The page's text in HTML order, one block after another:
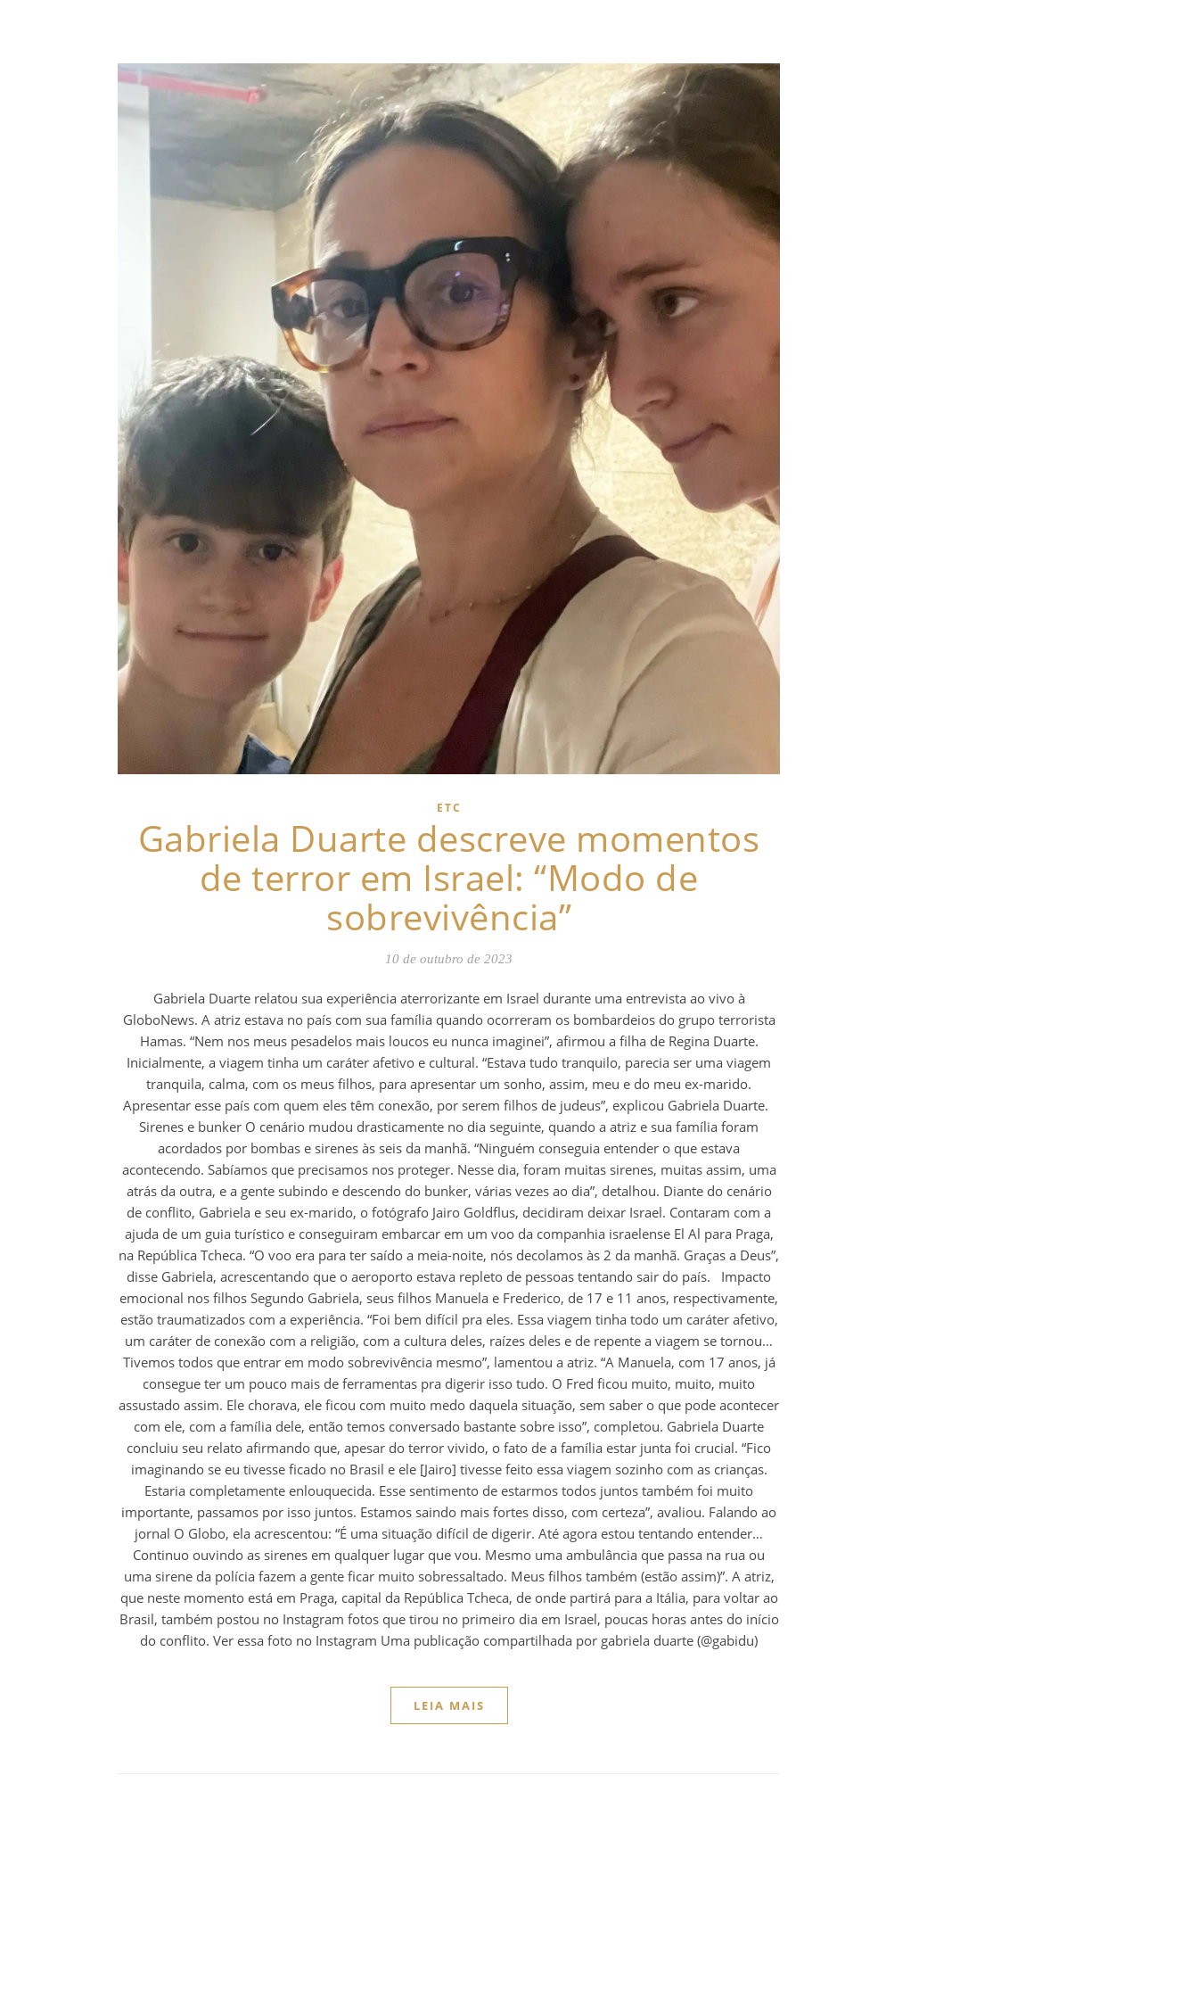
ETC
Gabriela Duarte descreve momentos
de terror em Israel: “Modo de
sobrevivência”
10 de outubro de 2023
Gabriela Duarte relatou sua experiência aterrorizante em Israel durante uma entrevista ao vivo à
GloboNews. A atriz estava no país com sua família quando ocorreram os bombardeios do grupo terrorista
Hamas. “Nem nos meus pesadelos mais loucos eu nunca imaginei”, afirmou a filha de Regina Duarte.
Inicialmente, a viagem tinha um caráter afetivo e cultural. “Estava tudo tranquilo, parecia ser uma viagem
tranquila, calma, com os meus filhos, para apresentar um sonho, assim, meu e do meu ex-marido.
Apresentar esse país com quem eles têm conexão, por serem filhos de judeus”, explicou Gabriela Duarte.
Sirenes e bunker O cenário mudou drasticamente no dia seguinte, quando a atriz e sua família foram
acordados por bombas e sirenes às seis da manhã. “Ninguém conseguia entender o que estava
acontecendo. Sabíamos que precisamos nos proteger. Nesse dia, foram muitas sirenes, muitas assim, uma
atrás da outra, e a gente subindo e descendo do bunker, várias vezes ao dia”, detalhou. Diante do cenário
de conflito, Gabriela e seu ex-marido, o fotógrafo Jairo Goldflus, decidiram deixar Israel. Contaram com a
ajuda de um guia turístico e conseguiram embarcar em um voo da companhia israelense El Al para Praga,
na República Tcheca. “O voo era para ter saído a meia-noite, nós decolamos às 2 da manhã. Graças a Deus”,
disse Gabriela, acrescentando que o aeroporto estava repleto de pessoas tentando sair do país. Impacto
emocional nos filhos Segundo Gabriela, seus filhos Manuela e Frederico, de 17 e 11 anos, respectivamente,
estão traumatizados com a experiência. “Foi bem difícil pra eles. Essa viagem tinha todo um caráter afetivo,
um caráter de conexão com a religião, com a cultura deles, raízes deles e de repente a viagem se tornou…
Tivemos todos que entrar em modo sobrevivência mesmo”, lamentou a atriz. “A Manuela, com 17 anos, já
consegue ter um pouco mais de ferramentas pra digerir isso tudo. O Fred ficou muito, muito, muito
assustado assim. Ele chorava, ele ficou com muito medo daquela situação, sem saber o que pode acontecer
com ele, com a família dele, então temos conversado bastante sobre isso”, completou. Gabriela Duarte
concluiu seu relato afirmando que, apesar do terror vivido, o fato de a família estar junta foi crucial. “Fico
imaginando se eu tivesse ficado no Brasil e ele [Jairo] tivesse feito essa viagem sozinho com as crianças.
Estaria completamente enlouquecida. Esse sentimento de estarmos todos juntos também foi muito
importante, passamos por isso juntos. Estamos saindo mais fortes disso, com certeza”, avaliou. Falando ao
jornal O Globo, ela acrescentou: “É uma situação difícil de digerir. Até agora estou tentando entender…
Continuo ouvindo as sirenes em qualquer lugar que vou. Mesmo uma ambulância que passa na rua ou
uma sirene da polícia fazem a gente ficar muito sobressaltado. Meus filhos também (estão assim)”. A atriz,
que neste momento está em Praga, capital da República Tcheca, de onde partirá para a Itália, para voltar ao
Brasil, também postou no Instagram fotos que tirou no primeiro dia em Israel, poucas horas antes do início
do conflito. Ver essa foto no Instagram Uma publicação compartilhada por gabriela duarte (@gabidu)
LEIA MAIS